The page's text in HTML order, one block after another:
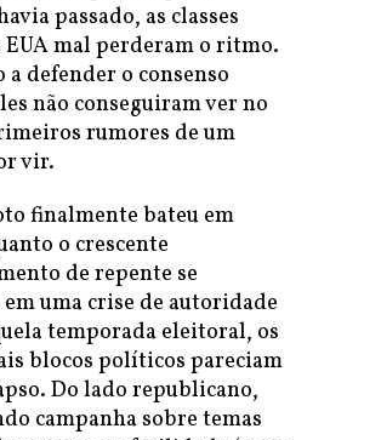
passado, as classes
mal perderam o ritmo.
defender o consenso
não conseguiram ver no
rumores de um
vir.
finalmente bateu em
o crescente
de repente se
uma crise de autoridade
temporada eleitoral, os
blocos políticos pareciam
Do lado republicano,
campanha sobre temas